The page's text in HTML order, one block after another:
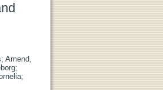
; Amend,
;
;